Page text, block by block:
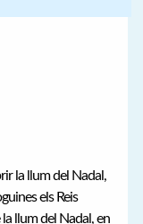
la llum del Nadal,
els Reis
la llum del Nadal, en